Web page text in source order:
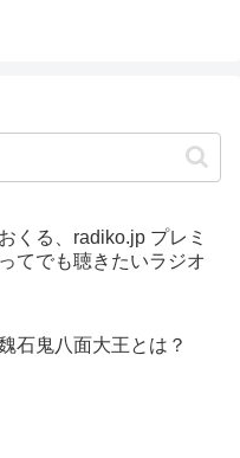
くる、radiko.jp プレミ
てでも聴きたいラジオ
石鬼八面大王とは？